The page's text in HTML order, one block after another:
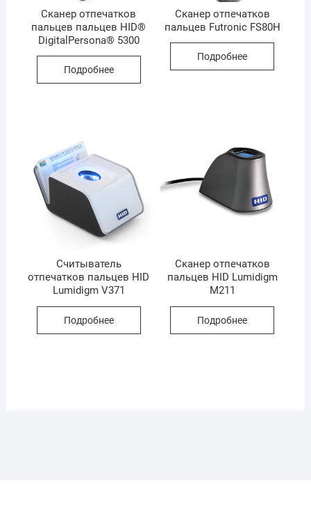
Сканер отпечатков
пальцев пальцев HID®
DigitalPersona® 5300
Подробнее
Сканер отпечатков
пальцев Futronic FS80H
Подробнее
Считыватель
отпечатков пальцев HID
Lumidigm V371
Подробнее
Сканер отпечатков
пальцев HID Lumidigm
M211
Подробнее